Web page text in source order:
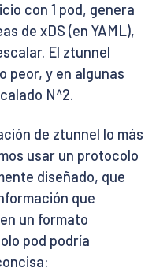
con 1 pod, genera
de xDS (en YAML),
El ztunnel
peor, y en algunas
N^2.
de ztunnel lo más
usar un protocolo
diseñado, que
que
un formato
pod podría